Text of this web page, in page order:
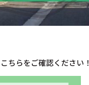
ちらをご確認ください！